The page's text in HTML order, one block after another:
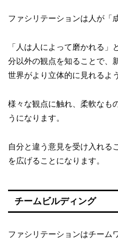
ファシリテーションは人が「
「人は人によって磨かれる」
分以外の観点を知ることで、
世界がより立体的に見れるよ
様々な観点に触れ、柔軟なも
うになります。
自分と違う意見を受け入れる
を広げることになります。
チームビルディング
ファシリテーションはチーム